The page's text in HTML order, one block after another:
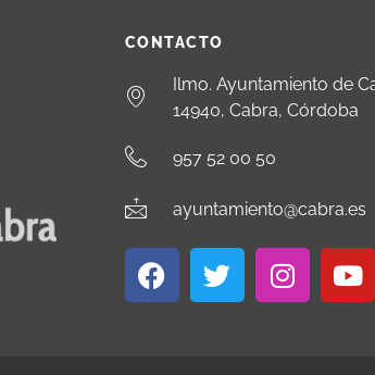
CONTACTO
Ilmo. Ayuntamiento de
14940, Cabra, Córdoba
957 52 00 50
ayuntamiento@cabra.es